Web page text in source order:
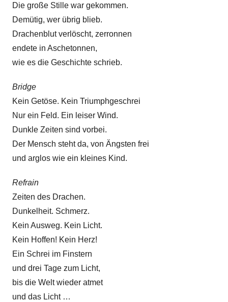
Die große Stille war gekommen.
Demütig, wer übrig blieb.
Drachenblut verlöscht, zerronnen
endete in Aschetonnen,
wie es die Geschichte schrieb.
Bridge
Kein Getöse. Kein Triumphgeschrei
Nur ein Feld. Ein leiser Wind.
Dunkle Zeiten sind vorbei.
Der Mensch steht da, von Ängsten frei
und arglos wie ein kleines Kind.
Refrain
Zeiten des Drachen.
Dunkelheit. Schmerz.
Kein Ausweg. Kein Licht.
Kein Hoffen! Kein Herz!
Ein Schrei im Finstern
und drei Tage zum Licht,
bis die Welt wieder atmet
und das Licht …